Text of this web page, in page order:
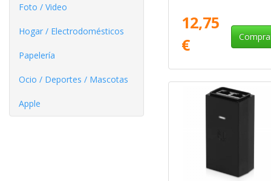
Foto / Video
Hogar / Electrodomésticos
Papelería
Ocio / Deportes / Mascotas
Apple
12,75
€